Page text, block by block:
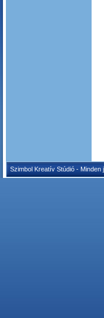
Szimbol Kreatív Stúdió - Minden